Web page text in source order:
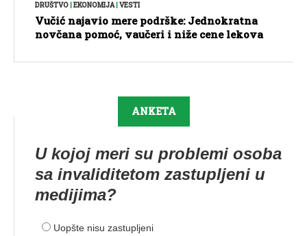
DRUŠTVO|EKONOMIJA|VESTI
Vučić najavio mere podrške: Jednokratna
novčana pomoć, vaučeri i niže cene lekova
ANKETA
U kojoj meri su problemi osoba
sa invaliditetom zastupljeni u
medijima?
Uopšte nisu zastupljeni